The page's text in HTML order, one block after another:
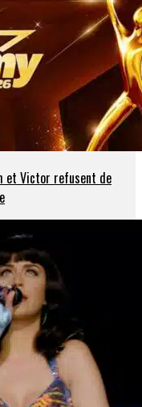
et Victor refusent de